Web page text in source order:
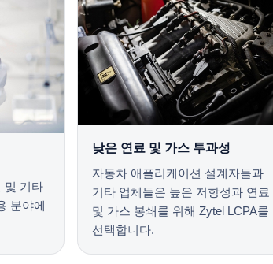
및 기타
분야에
낮은 연료 및 가스 투과성
자동차 애플리케이션 설계자들과
기타 업체들은 높은 저항성과 연료
및 가스 봉쇄를 위해 Zytel LCPA를
선택합니다.